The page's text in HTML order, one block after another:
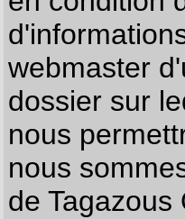
webmaster
dossier sur
nous
nous
de Tagazous